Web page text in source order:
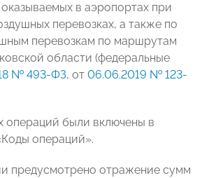
в аэропортах при
перевозках, а также по
перевозкам по маршрутам
области (федеральные
№ 493-ФЗ, от 06.06.2019 № 123-
операций были включены в
операций».
предусмотрено отражение сумм